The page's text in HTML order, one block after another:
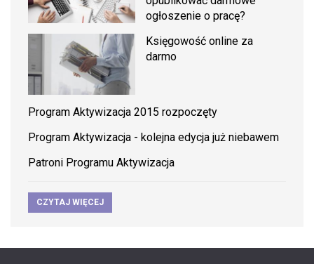
ogłoszenie o pracę?
Księgowość online za
darmo
Program Aktywizacja 2015 rozpoczęty
Program Aktywizacja - kolejna edycja już niebawem
Patroni Programu Aktywizacja
CZYTAJ WIĘCEJ